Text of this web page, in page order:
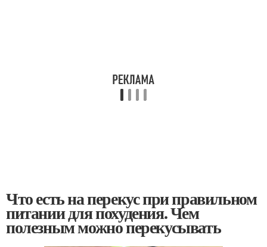
Что есть на перекус при правильном
питании для похудения. Чем
полезным можно перекусывать